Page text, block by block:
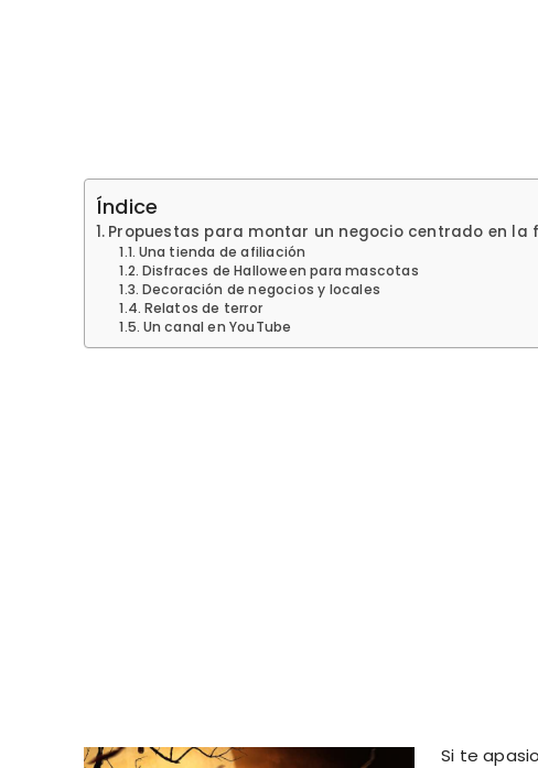
Índice
Propuestas para montar un negocio centrado en la
Una tienda de afiliación
Disfraces de Halloween para mascotas
Decoración de negocios y locales
Relatos de terror
Un canal en YouTube
Si te